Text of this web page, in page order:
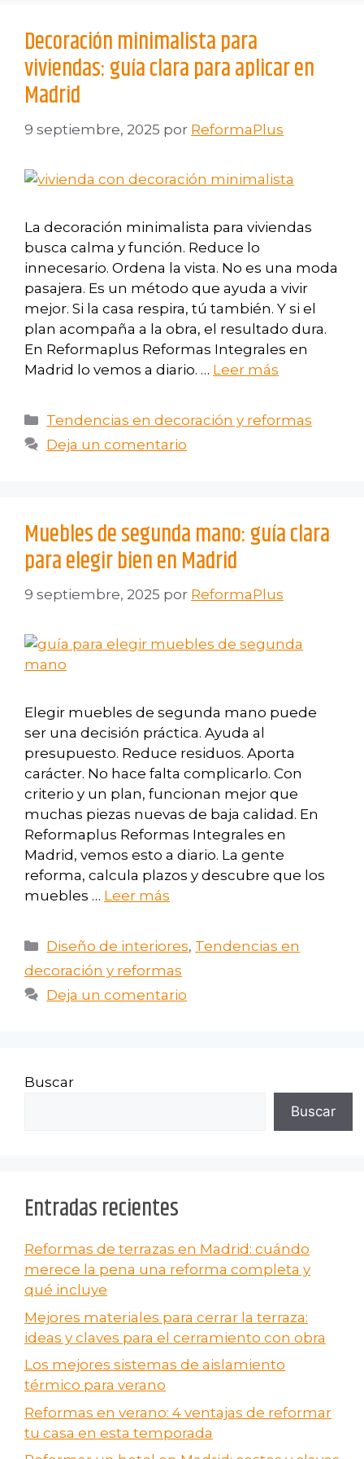
Decoración minimalista para
viviendas: guía clara para aplicar en
Madrid
9 septiembre, 2025 por ReformaPlus
La decoración minimalista para viviendas
busca calma y función. Reduce lo
innecesario. Ordena la vista. No es una moda
pasajera. Es un método que ayuda a vivir
mejor. Si la casa respira, tú también. Y si el
plan acompaña a la obra, el resultado dura.
En Reformaplus Reformas Integrales en
Madrid lo vemos a diario. … Leer más
Tendencias en decoración y reformas
Deja un comentario
Muebles de segunda mano: guía clara
para elegir bien en Madrid
9 septiembre, 2025 por ReformaPlus
Elegir muebles de segunda mano puede
ser una decisión práctica. Ayuda al
presupuesto. Reduce residuos. Aporta
carácter. No hace falta complicarlo. Con
criterio y un plan, funcionan mejor que
muchas piezas nuevas de baja calidad. En
Reformaplus Reformas Integrales en
Madrid, vemos esto a diario. La gente
reforma, calcula plazos y descubre que los
muebles … Leer más
Diseño de interiores, Tendencias en
decoración y reformas
Deja un comentario
Buscar
Buscar
Entradas recientes
Reformas de terrazas en Madrid: cuándo
merece la pena una reforma completa y
qué incluye
Mejores materiales para cerrar la terraza:
ideas y claves para el cerramiento con obra
Los mejores sistemas de aislamiento
térmico para verano
Reformas en verano​: 4 ventajas de reformar
tu casa en esta temporada